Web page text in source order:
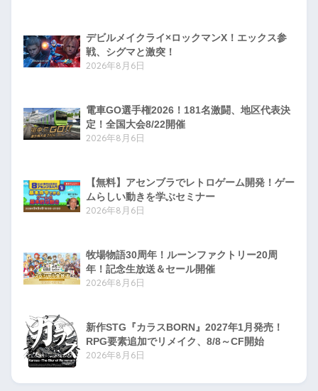
デビルメイクライ×ロックマンX！エックス参
戦、シグマと激突！
2026年8月6日
電車GO選手権2026！181名激闘、地区代表決
定！全国大会8/22開催
2026年8月6日
【無料】アセンブラでレトロゲーム開発！ゲー
ムらしい動きを学ぶセミナー
2026年8月6日
牧場物語30周年！ルーンファクトリー20周
年！記念生放送＆セール開催
2026年8月6日
新作STG『カラスBORN』2027年1月発売！
RPG要素追加でリメイク、8/8～CF開始
2026年8月6日